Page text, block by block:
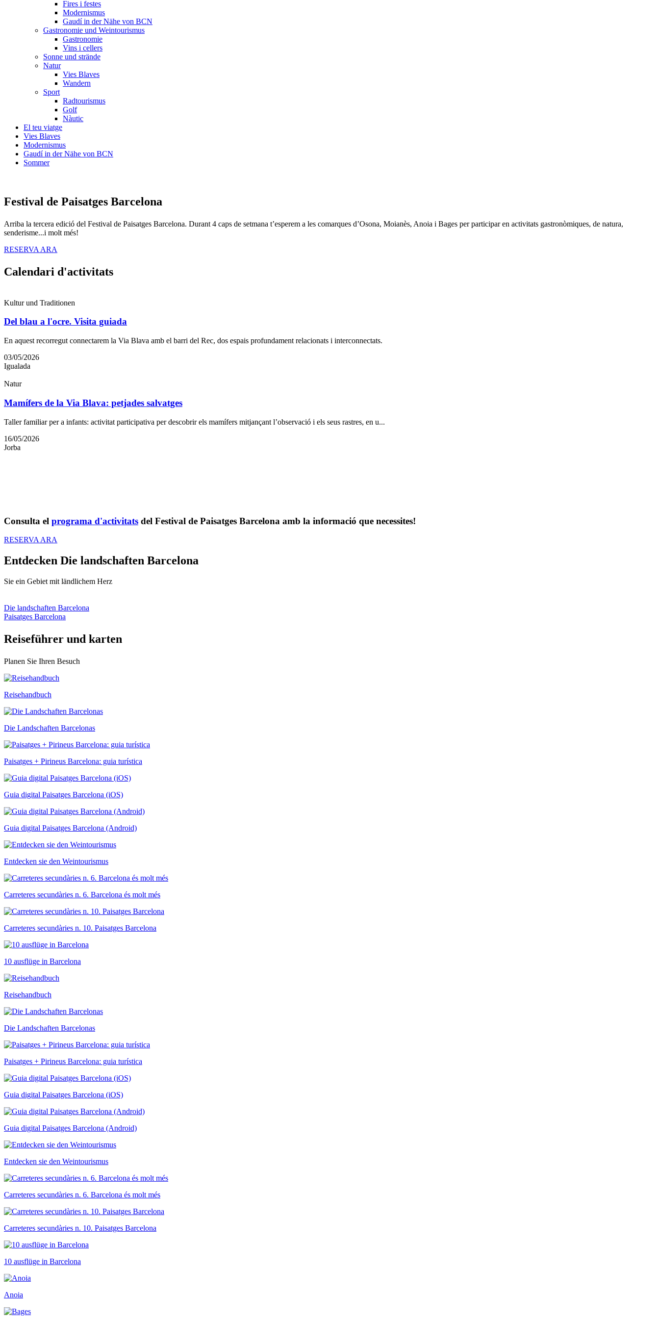
Fires i festes
Modernismus
Gaudí in der Nähe von BCN
Gastronomie und Weintourismus
Gastronomie
Vins i cellers
Sonne und strände
Natur
Vies Blaves
Wandern
Sport
Radtourismus
Golf
Nàutic
El teu viatge
Vies Blaves
Modernismus
Gaudí in der Nähe von BCN
Sommer
Festival de Paisatges Barcelona
Arriba la tercera edició del Festival de Paisatges Barcelona. Durant 4 caps de setmana t’esperem a les comarques d’Osona, Moianès, Anoia i Bages per participar en activitats gastronòmiques, de natura,
senderisme...i molt més!
RESERVA ARA
Calendari d'activitats
Kultur und Traditionen
Del blau a l'ocre. Visita guiada
En aquest recorregut connectarem la Via Blava amb el barri del Rec, dos espais profundament relacionats i interconnectats.
03/05/2026
Igualada
Natur
Mamífers de la Via Blava: petjades salvatges
Taller familiar per a infants: activitat participativa per descobrir els mamífers mitjançant l’observació i els seus rastres, en u...
16/05/2026
Jorba
Consulta el programa d'activitats del Festival de Paisatges Barcelona amb la informació que necessites!
RESERVA ARA
Entdecken Die landschaften Barcelona
Sie ein Gebiet mit ländlichem Herz
Die landschaften Barcelona
Paisatges Barcelona
Reiseführer und karten
Planen Sie Ihren Besuch
Reisehandbuch
Die Landschaften Barcelonas
Paisatges + Pirineus Barcelona: guia turística
Guia digital Paisatges Barcelona (iOS)
Guia digital Paisatges Barcelona (Android)
Entdecken sie den Weintourismus
Carreteres secundàries n. 6. Barcelona és molt més
Carreteres secundàries n. 10. Paisatges Barcelona
10 ausflüge in Barcelona
Reisehandbuch
Die Landschaften Barcelonas
Paisatges + Pirineus Barcelona: guia turística
Guia digital Paisatges Barcelona (iOS)
Guia digital Paisatges Barcelona (Android)
Entdecken sie den Weintourismus
Carreteres secundàries n. 6. Barcelona és molt més
Carreteres secundàries n. 10. Paisatges Barcelona
10 ausflüge in Barcelona
Anoia